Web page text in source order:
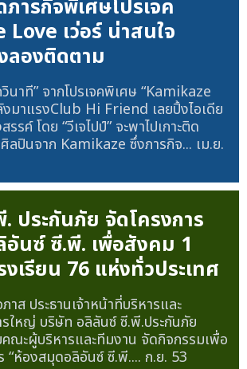
ารกิจพิเศษโปรเจค
เว่อร์ น่าสนใจ
ลองติดตาม
นาที” จากโปรเจคพิเศษ “Kamikaze
งมาแรงClub Hi Friend เลยปิ้งไอเดีย
รค์ โดย “วีเจไปป์” จะพาไปเกาะติด
ลปินจาก Kamikaze ซึ่งภารกิจ... เม.ย.
ประกันภัย จัดโครงการ
นซ์ ซี.พี. เพื่อสังคม 1
งเรียน 76 แห่งทั่วประเทศ
าส ประธานเจ้าหน้าที่บริหารและ
ใหญ่ บริษัท อลิลันซ์ ซี.พี.ประกันภัย
ณะผู้บริหารและทีมงาน จัดกิจกรรมเพื่อ
“ห้องสมุดอลิอันซ์ ซี.พี.... ก.ย. 53